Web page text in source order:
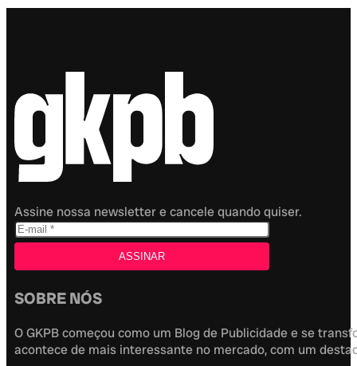
Assine nossa newsletter e cancele quando quiser.
SOBRE NÓS
O GKPB começou como um Blog de Publicidade e se
acontece de mais interessante no mercado, com um